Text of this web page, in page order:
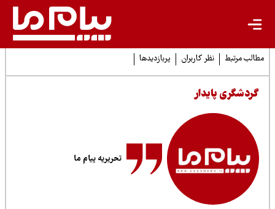
مرتبط نظر کاربران پربازدیدها
پایدار
تحریریه پیام ما